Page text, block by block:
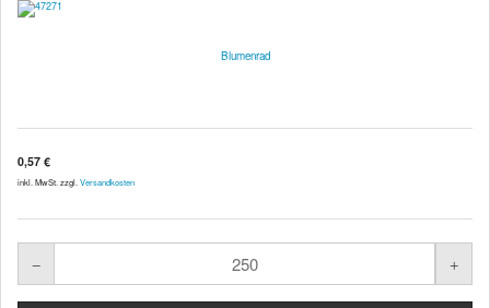
Blumenrad
0,57 €
inkl. MwSt. zzgl. Versandkosten